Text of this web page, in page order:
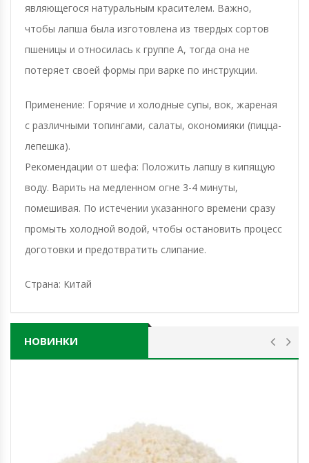
являющегося натуральным красителем. Важно,
чтобы лапша была изготовлена из твердых сортов
пшеницы и относилась к группе А, тогда она не
потеряет своей формы при варке по инструкции.
Применение: Горячие и холодные супы, вок, жареная
с различными топингами, салаты, окономияки (пицца-
лепешка).
Рекомендации от шефа: Положить лапшу в кипящую
воду. Варить на медленном огне 3-4 минуты,
помешивая. По истечении указанного времени сразу
промыть холодной водой, чтобы остановить процесс
доготовки и предотвратить слипание.
Страна: Китай
НОВИНКИ